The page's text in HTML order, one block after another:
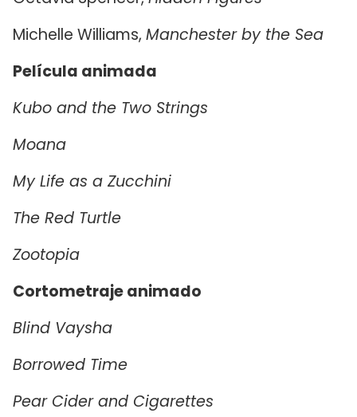
Michelle Williams, Manchester by the Sea
Película animada
Kubo and the Two Strings
Moana
My Life as a Zucchini
The Red Turtle
Zootopia
Cortometraje animado
Blind Vaysha
Borrowed Time
Pear Cider and Cigarettes